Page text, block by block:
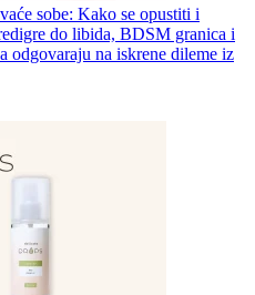
sobe: Kako se opustiti i
do libida, BDSM granica i
odgovaraju na iskrene dileme iz